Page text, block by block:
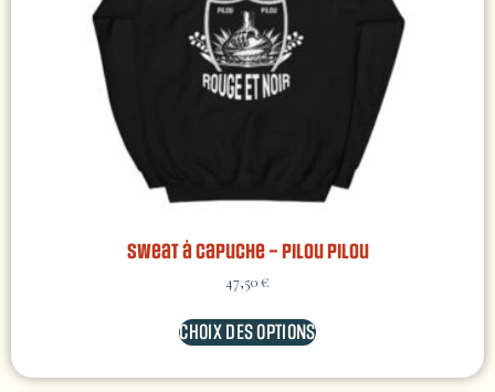
Sweat à capuche – Pilou Pilou
47,50€
CHOIX DES OPTIONS